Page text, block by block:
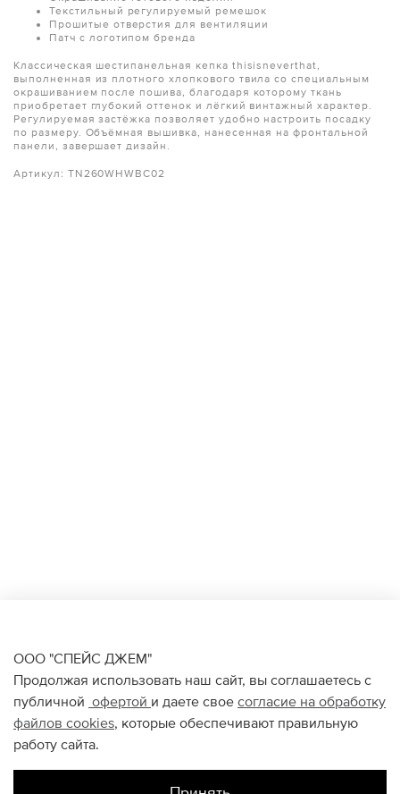
Текстильный регулируемый ремешок
Прошитые отверстия для вентиляции
Патч с логотипом бренда
Классическая шестипанельная кепка thisisneverthat,
выполненная из плотного хлопкового твила со специальным
окрашиванием после пошива, благодаря которому ткань
приобретает глубокий оттенок и лёгкий винтажный характер.
Регулируемая застёжка позволяет удобно настроить посадку
по размеру. Объёмная вышивка, нанесенная на фронтальной
панели, завершает дизайн.
Артикул: TN260WHWBC02
ООО "СПЕЙС ДЖЕМ"
Продолжая использовать наш сайт, вы соглашаетесь с
публичной офертой и даете свое согласие на обработку
файлов cookies, которые обеспечивают правильную
работу сайта.